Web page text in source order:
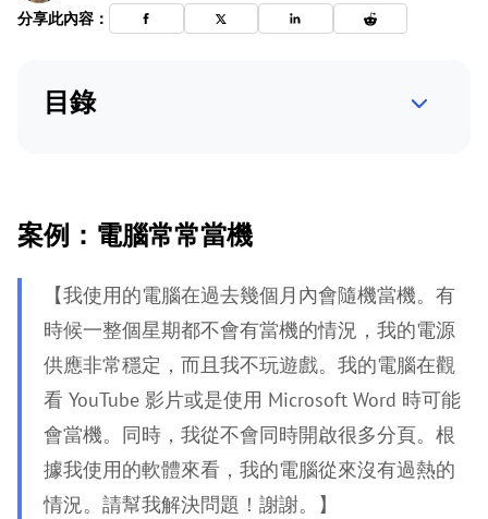
分享此內容：
目錄
案例：電腦常常當機
【我使用的電腦在過去幾個月內會隨機當機。有
時候一整個星期都不會有當機的情況，我的電源
供應非常穩定，而且我不玩遊戲。我的電腦在觀
看 YouTube 影片或是使用 Microsoft Word 時可能
會當機。同時，我從不會同時開啟很多分頁。根
據我使用的軟體來看，我的電腦從來沒有過熱的
情況。請幫我解決問題！謝謝。】